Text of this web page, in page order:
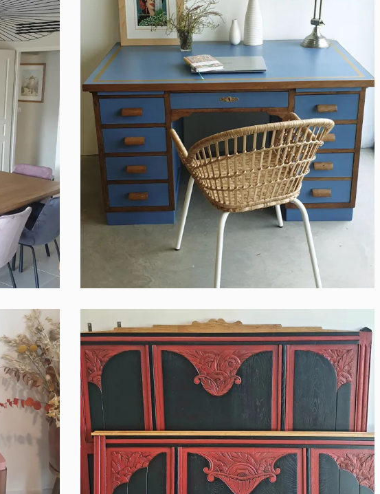
Bureau chêne naturel et bleu
Contemporain
LIT ART DECO
Contemporain